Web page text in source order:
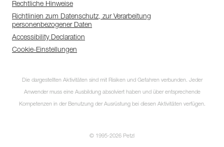
Rechtliche Hinweise
Richtlinien zum Datenschutz, zur Verarbeitung
personenbezogener Daten
Accessibility Declaration
Cookie-Einstellungen
Die dargestellten Aktivitäten sind mit Risiken und Gefahren verbunden. Jeder
Anwender muss eine Ausbildung absolviert haben und über entsprechende
Kompetenzen in der Benutzung der Ausrüstung bei diesen Aktivitäten verfügen.
© 1995-2026 Petzl